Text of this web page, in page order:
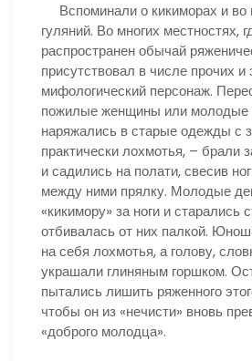
Вспоминали о кикиморах и во
гуляний. Во многих местностях,
распространен обычай
присутствовал в числе прочих и
мифологический персонаж.
пожилые женщины или молодые
наряжались в старые одежды с
практически лохмотья, – брали
и садились на полати, свесив
между ними прялку. Молодые
«кикимору» за ноги и старались
отбивалась от них палкой.
на себя лохмотья, а голову,
украшали глиняным горшком.
пытались лишить ряженного
чтобы он из «нечисти» вновь
«доброго молодца».